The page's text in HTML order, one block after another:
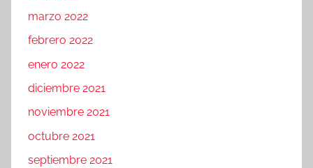
marzo 2022
febrero 2022
enero 2022
diciembre 2021
noviembre 2021
octubre 2021
septiembre 2021